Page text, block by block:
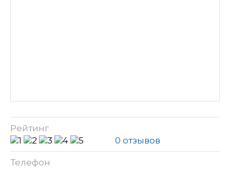
Рейтинг
0 отзывов
Телефон